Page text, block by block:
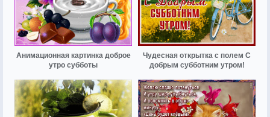
Анимационная картинка доброе
утро субботы
Чудесная открытка с полем С
добрым субботним утром!